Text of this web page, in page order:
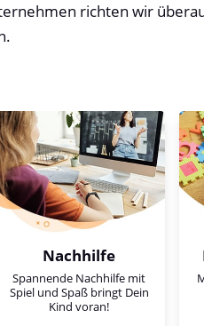
richten wir
Nachhilfe
Spannende Nachhilfe mit
Spiel und Spaß bringt Dein
Kind voran!